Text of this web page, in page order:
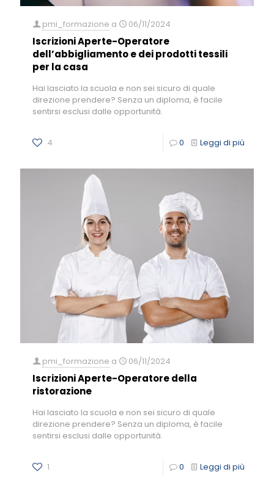
pmi_formazione a 06/11/2024
Iscrizioni Aperte-Operatore
dell’abbigliamento e dei prodotti tessili
per la casa
Hai lasciato la scuola e non sei sicuro di quale
direzione prendere? Senza un diploma, è facile
sentirsi esclusi dalle opportunità.
4 0 Leggi di più
pmi_formazione a 06/11/2024
Iscrizioni Aperte-Operatore della
ristorazione
Hai lasciato la scuola e non sei sicuro di quale
direzione prendere? Senza un diploma, è facile
sentirsi esclusi dalle opportunità.
1 0 Leggi di più